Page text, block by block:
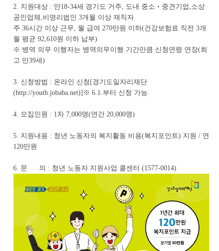
2. 지원대상 : 만18-34세 경기도 거주, 도내 중소‧중견기업,소상
공인업체,비영리법인 3개월 이상 재직자
주 36시간 이상 근무, 월 급여 270만원 이하(건강보험료 직전 3개
월 평균 92,610원 이하 납부)
※ 병역 의무 이행자는 병역의무이행 기간만큼 신청연령 연장(최
고 만39세)
3. 신청방법 : 온라인 신청[경기도일자리재단
(http://youth.jobaba.net)]※ 6.1.부터 신청 가능
4. 모집인원 : 1차 7,000명(연간 20,000명)
5. 지원내용 : 청년 노동자의 복지활동 비용(복지포인트) 지원 / 연
120만원
6. 문 의 : 청년 노동자 지원사업 콜센터 (1577-0014)